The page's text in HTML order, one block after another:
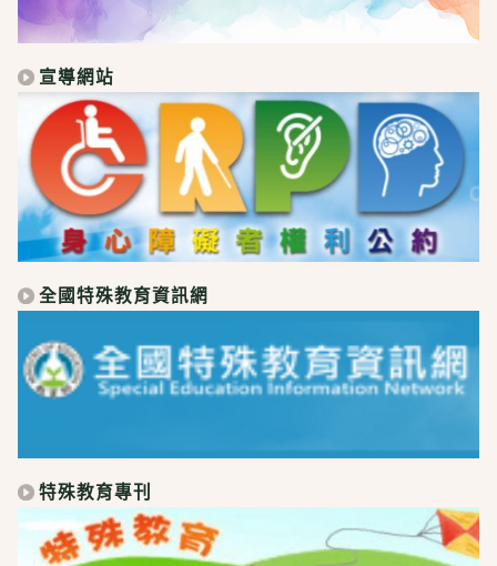
宣導網站
全國特殊教育資訊網
特殊教育專刊